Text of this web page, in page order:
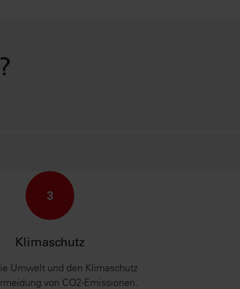
3
Klimaschutz
Umwelt und den Klimaschutz
von CO2-Emissionen.